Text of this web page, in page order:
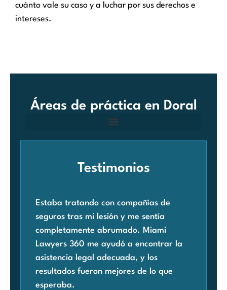
cuánto vale su caso y a luchar por sus derechos e
intereses.
Áreas de práctica en Doral
Testimonios
Estaba tratando con compañías de
seguros tras mi lesión y me sentía
completamente abrumado. Miami
Lawyers 360 me ayudó a encontrar la
asistencia legal adecuada, y los
resultados fueron mejores de lo que
esperaba.